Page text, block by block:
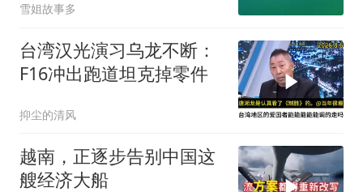
雪姐故事多
台湾汉光演习乌龙不断：
F16冲出跑道坦克掉零件
抑尘的清风
越南，正逐步告别中国这
艘经济大船